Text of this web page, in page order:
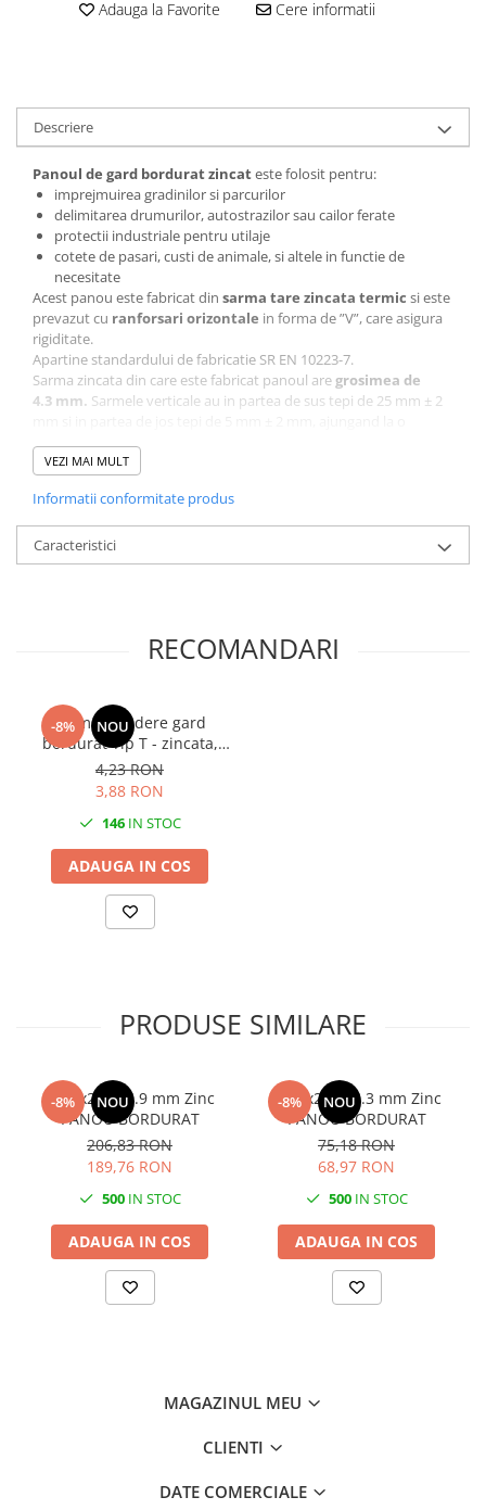
Adauga la Favorite Cere informatii
Descriere
Panoul de gard borduratzincateste folosit pentru:
imprejmuirea gradinilor si parcurilor
delimitarea drumurilor, autostrazilor sau cailor ferate
protectii industriale pentru utilaje
cotete de pasari, custi de animale, si altele in functie de
necesitate
Acest panou este fabricat din sarma tare zincata termic si este
prevazut cu ranforsari orizontale in forma de ”V”, care asigura
rigiditate.
Apartine standardului de fabricatie SR EN 10223-7.
Sarma zincata din care este fabricat panoul are grosimea de
4.3 mm. Sarmele verticale au in partea de sus tepi de 25 mm ± 2
inaltime totala de 2000 mm ± 4 mm. Sarmele orizontale au tepi cu
o lungime de 12.5 mm ± 2 mm la fiecare capat, ajungand la o
Poti fixa acest panou cu stalpi si cleme de prindere.
VEZI MAI MULT
Informatii conformitate produs
Caracteristici
RECOMANDARI
-8% NOU
Clema prindere gard
bordurat Tip T - zincata,
antifurt
4,23 RON
3,88 RON
146IN STOC
ADAUGA IN COS
PRODUSE SIMILARE
-8% NOU
2000x2500 4.9 mm Zinc
PANOU BORDURAT
206,83 RON
189,76 RON
500IN STOC
ADAUGA IN COS
-8% NOU
1500x2500 3.3 mm Zinc
PANOU BORDURAT
75,18 RON
68,97 RON
500IN STOC
ADAUGA IN COS
MAGAZINUL MEU
CLIENTI
DATE COMERCIALE